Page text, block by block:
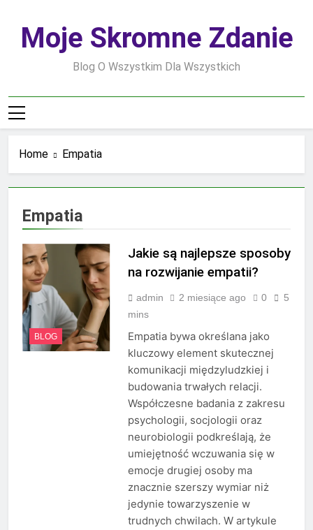
contentMoje Skromne Zdanie
Blog O Wszystkim Dla Wszystkich
Home Empatia
Empatia
BLOG
Jakie są najlepsze sposoby
na rozwijanie empatii?
admin 2 miesiące ago 0
5
mins
Empatia bywa określana jako
kluczowy element skutecznej
komunikacji międzyludzkiej i
budowania trwałych relacji.
Współczesne badania z zakresu
psychologii, socjologii oraz
neurobiologii podkreślają, że
umiejętność wczuwania się w
emocje drugiej osoby ma
znacznie szerszy wymiar niż
jedynie towarzyszenie w
trudnych chwilach. W artykule